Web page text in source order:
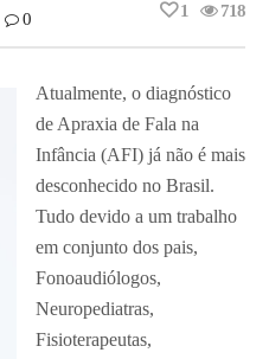
0 718
1
Atualmente, o diagnóstico
de Apraxia de Fala na
Infância (AFI) já não é mais
desconhecido no Brasil.
Tudo devido a um trabalho
em conjunto dos pais,
Fonoaudiólogos,
Neuropediatras,
Fisioterapeutas,